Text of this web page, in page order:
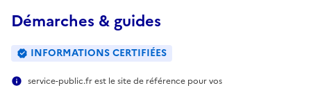
Démarches & guides
INFORMATIONS CERTIFIÉES
service-public.fr est le site de référence pour vos